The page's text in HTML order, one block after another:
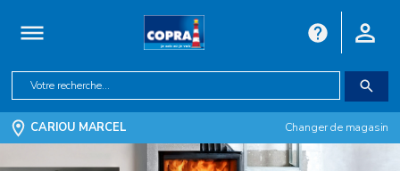
CARIOU MARCEL Changer de magasin